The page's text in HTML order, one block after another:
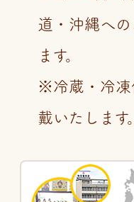
道・沖縄へ
ます。
※冷蔵・冷凍
戴いたします。